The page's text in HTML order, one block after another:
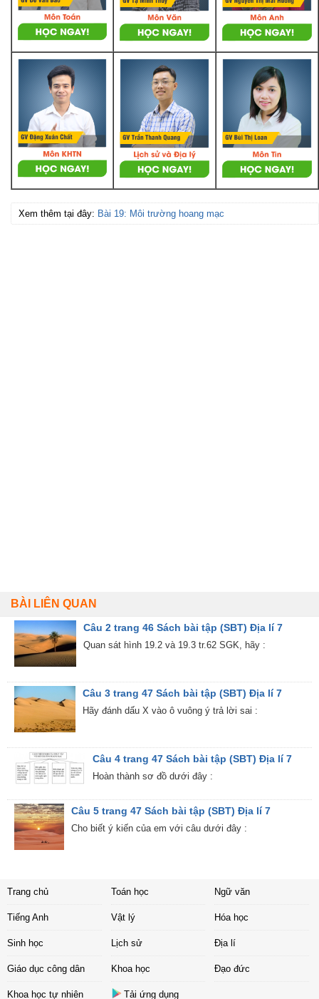
Xem thêm tại đây: Bài 19: Môi trường hoang mạc
BÀI LIÊN QUAN
Câu 2 trang 46 Sách bài tập (SBT) Địa lí 7
Quan sát hình 19.2 và 19.3 tr.62 SGK, hãy :
Câu 3 trang 47 Sách bài tập (SBT) Địa lí 7
Hãy đánh dấu X vào ô vuông ý trả lời sai :
Câu 4 trang 47 Sách bài tập (SBT) Địa lí 7
Hoàn thành sơ đồ dưới đây :
Câu 5 trang 47 Sách bài tập (SBT) Địa lí 7
Cho biết ý kiến của em với câu dưới đây :
Trang chủ Toán học Ngữ văn
Tiếng Anh Vật lý Hóa học
Sinh học Lịch sử Địa lí
Giáo dục công dân Khoa học Đạo đức
Khoa học tự nhiên Tải ứng dụng